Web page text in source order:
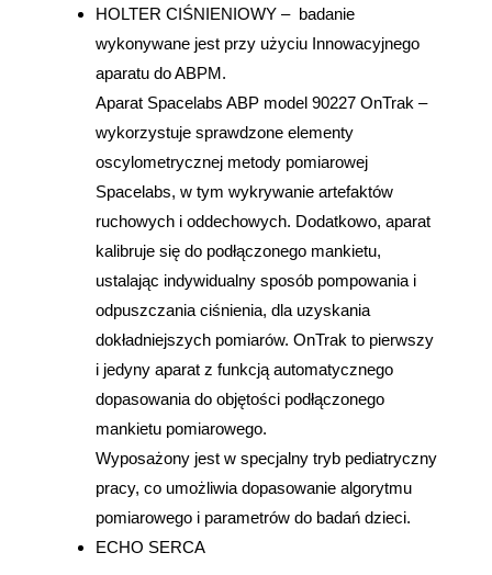
HOLTER CIŚNIENIOWY – badanie
wykonywane jest przy użyciu Innowacyjnego
aparatu do ABPM.
Aparat Spacelabs ABP model 90227 OnTrak –
wykorzystuje sprawdzone elementy
oscylometrycznej metody pomiarowej
Spacelabs, w tym wykrywanie artefaktów
ruchowych i oddechowych. Dodatkowo, aparat
kalibruje się do podłączonego mankietu,
ustalając indywidualny sposób pompowania i
odpuszczania ciśnienia, dla uzyskania
dokładniejszych pomiarów. OnTrak to pierwszy
i jedyny aparat z funkcją automatycznego
dopasowania do objętości podłączonego
mankietu pomiarowego.
Wyposażony jest w specjalny tryb pediatryczny
pracy, co umożliwia dopasowanie algorytmu
pomiarowego i parametrów do badań dzieci.
ECHO SERCA